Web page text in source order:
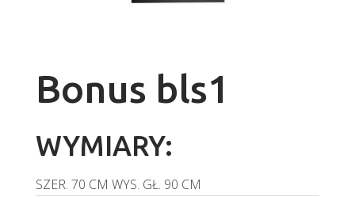
Bonus bls1
WYMIARY:
SZER. 70 CM WYS. GŁ. 90 CM